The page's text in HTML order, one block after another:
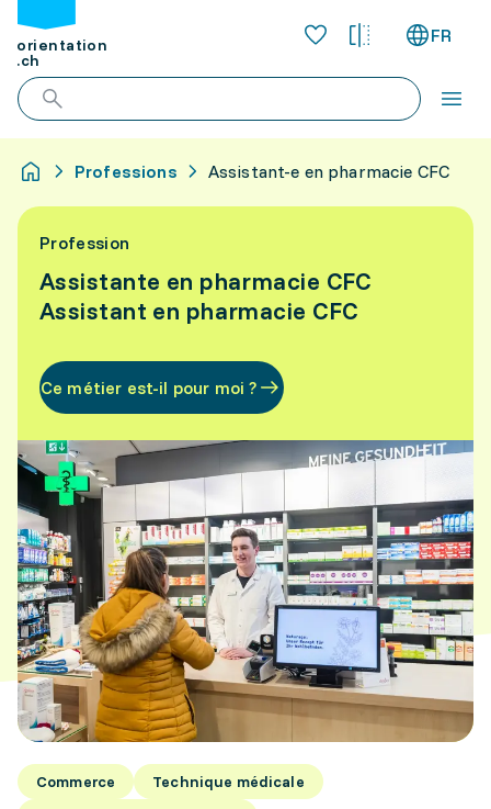
orientation
.ch
FR
Professions Assistant-e en pharmacie CFC
Profession
Assistante en pharmacie CFC
Assistant en pharmacie CFC
Ce métier est-il pour moi ?
Commerce
Technique médicale